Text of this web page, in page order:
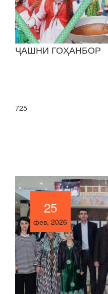
ҶАШНИ ГОҲАНБОР
725
25
фев, 2026
25
фев, 2026